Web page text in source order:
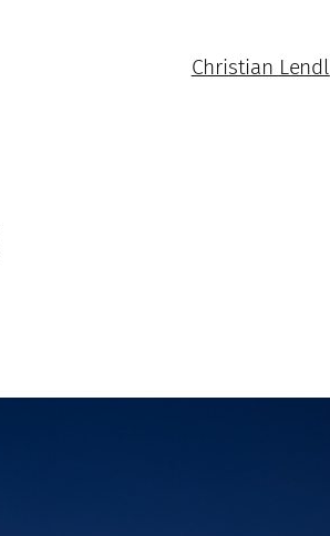
Christian Lendl